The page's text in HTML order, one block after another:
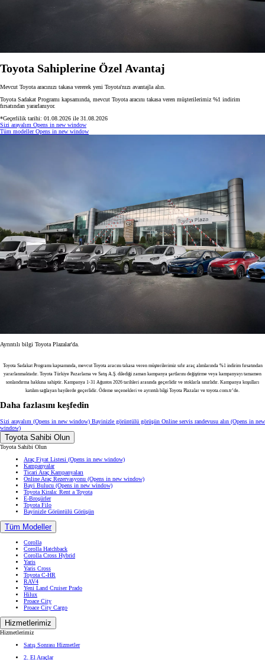
Toyota Sahiplerine Özel Avantaj
Mevcut Toyota aracınızı takasa vererek yeni Toyota'nızı avantajla alın.
Toyota Sadakat Programı kapsamında, mevcut Toyota aracını takasa veren müşterilerimiz %1 indirim
fırsatından yararlanıyor.
*Geçerlilik tarihi: 01.08.2026 ile 31.08.2026
Sizi arayalım Opens in new window
Tüm modellerOpens in new window
Ayrıntılı bilgi Toyota Plazalar'da.
Toyota Sadakat Programı kapsamında, mevcut Toyota aracını takasa veren müşterilerimiz sıfır araç alımlarında %1 indirim fırsatından
yararlanmaktadır. Toyota Türkiye Pazarlama ve Satış A.Ş. dilediği zaman kampanya şartlarını değiştirme veya kampanyayı tamamen
sonlandırma hakkına sahiptir. Kampanya 1-31 Ağustos 2026 tarihleri arasında geçerlidir ve stoklarla sınırlıdır. Kampanya koşulları
katılım sağlayan bayilerde geçerlidir. Ödeme seçenekleri ve ayrıntılı bilgi Toyota Plazalar ve toyota.com.tr’de.
Daha fazlasını keşfedin
Sizi arayalım (Opens in new window) Bayinizle görüntülü görüşün Online servis randevusu alın (Opens in new
window)
Toyota Sahibi Olun
Toyota Sahibi Olun
Araç Fiyat Listesi (Opens in new window)
Kampanyalar
Ticari Araç Kampanyaları
Online Araç Rezervasyonu (Opens in new window)
Bayi Bulucu (Opens in new window)
Toyota Kirala: Rent a Toyota
E-Broşürler
Toyota Filo
Bayinizle Görüntülü Görüşün
Tüm Modeller
Corolla
Corolla Hatchback
Corolla Cross Hybrid
Yaris
Yaris Cross
Toyota C-HR
RAV4
Yeni Land Cruiser Prado
Hilux
Proace City
Proace City Cargo
Hizmetlerimiz
Hizmetlerimiz
Satış Sonrası Hizmetler
2. El Araçlar